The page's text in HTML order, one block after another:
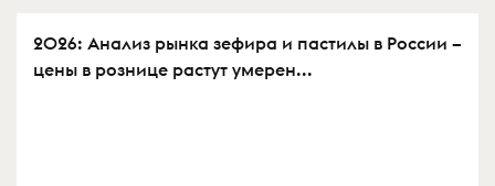
2026: Анализ рынка зефира и пастилы в России –
цены в рознице растут умерен...